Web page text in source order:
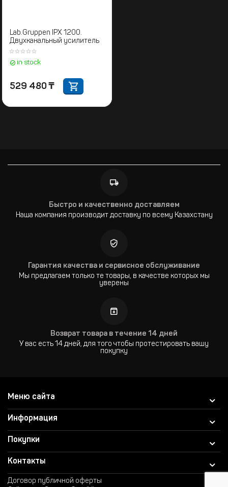
Lab.Gruppen IPX 1200.
Двухканальный усилитель
in stock
529 480 ₸
Быстро и качественно доставляем
Наша компания производит доставку по всему Казахстану
Гарантия качества и сервисное обслуживание
Мы предлагаем только те товары, в качестве которых мы
уверены
Возврат товара в течение 14 дней
У вас есть 14 дней, для того чтобы протестировать вашу
покупку
Меню сайта
Информация
Покупки
Контакты
Договор публичной оферты